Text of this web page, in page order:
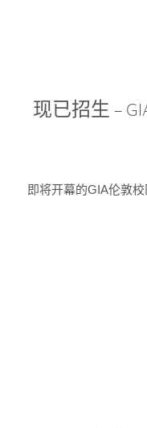
现已招生 –
即将开幕的GIA伦敦